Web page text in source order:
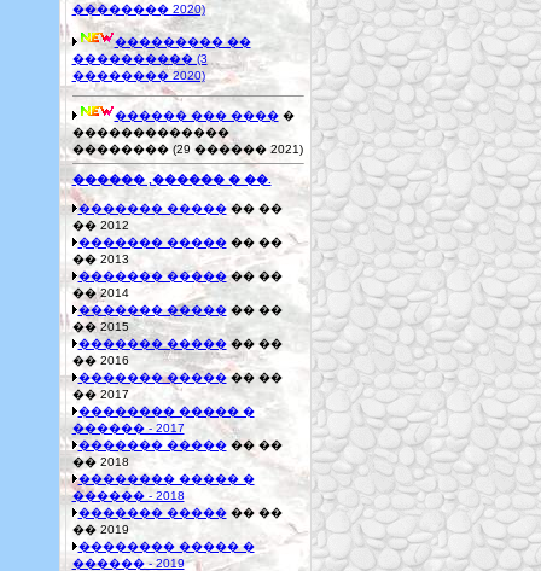
�������� 2020)
��������� ��
���������� (3
�������� 2020)
������ ��� �����
�������������
�������� (29 ������ 2021)
������ ,������ � ��.
������� ������� ��
�� 2012
������� ������� ��
�� 2013
������� ������� ��
�� 2014
������� ������� ��
�� 2015
������� ������� ��
�� 2016
������� ������� ��
�� 2017
�������� ����� �
������ - 2017
������� ������� ��
�� 2018
�������� ����� �
������ - 2018
������� ������� ��
�� 2019
�������� ����� �
������ - 2019